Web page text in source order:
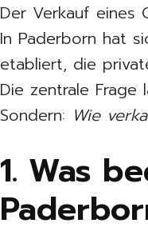
Der Verkauf eines
In Paderborn hat
etabliert, die
Die zentrale
Sondern: Wie
1. Was